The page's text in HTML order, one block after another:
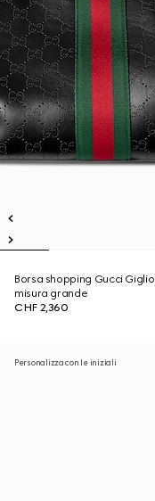
Borsa shopping Gucci Giglio
misura grande
CHF 2,360
Personalizza con le iniziali